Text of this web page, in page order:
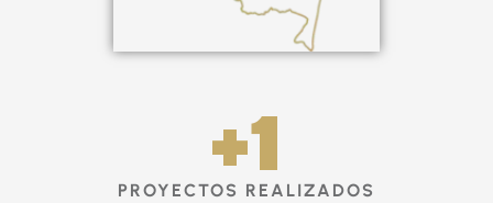
PROYECTOS REALIZADOS
+1